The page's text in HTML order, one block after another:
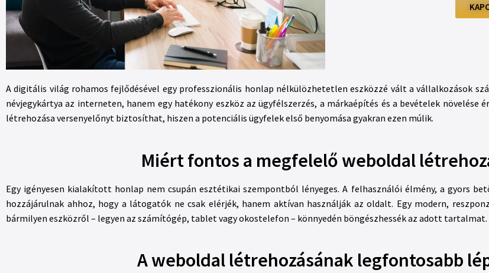
A digitális világ rohamos fejlődésével egy professzionális honlap nélkülözhetetlen eszközzé vált a vállalkozások
névjegykártya az interneten, hanem egy hatékony eszköz az ügyfélszerzés, a márkaépítés és a bevételek növelése
létrehozása versenyelőnyt biztosíthat, hiszen a potenciális ügyfelek első benyomása gyakran ezen múlik.
Miért fontos a megfelelő weboldal
Egy igényesen kialakított honlap nem csupán esztétikai szempontból lényeges. A felhasználói élmény, a gyors
hozzájárulnak ahhoz, hogy a látogatók ne csak elérjék, hanem aktívan használják az oldalt. Egy modern,
bármilyen eszközről – legyen az számítógép, tablet vagy okostelefon – könnyedén böngészhessék az adott tartalmat.
A weboldal létrehozásának legfontosabb